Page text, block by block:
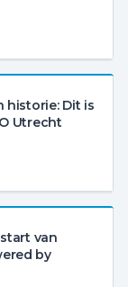
historie: Dit is
Utrecht
van
by